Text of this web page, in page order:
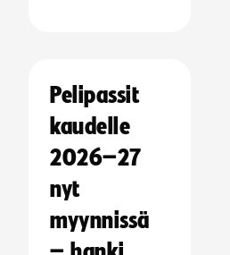
Pelipassit
kaudelle
2026–27
nyt
myynnissä